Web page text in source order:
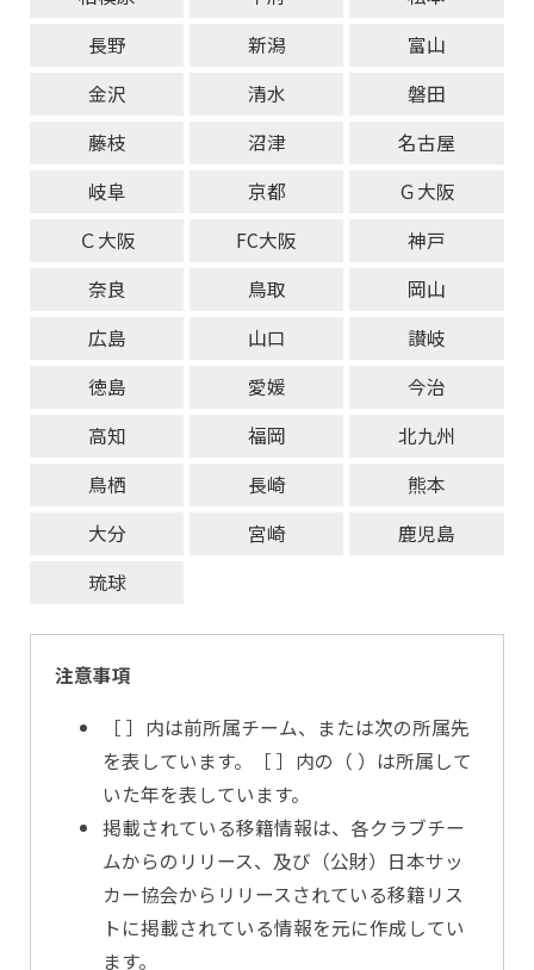
長野
新潟
富山
金沢
清水
磐田
藤枝
沼津
名古屋
岐阜
京都
Ｇ大阪
Ｃ大阪
FC大阪
神戸
奈良
鳥取
岡山
広島
山口
讃岐
徳島
愛媛
今治
高知
福岡
北九州
鳥栖
長崎
熊本
大分
宮崎
鹿児島
琉球
注意事項
［ ］内は前所属チーム、または次の所属先
を表しています。［ ］内の（ ）は所属して
いた年を表しています。
掲載されている移籍情報は、各クラブチー
ムからのリリース、及び（公財）日本サッ
カー協会からリリースされている移籍リス
トに掲載されている情報を元に作成してい
ます。